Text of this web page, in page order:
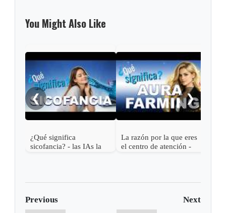
You Might Also Like
❮
¿Qué significa
sicofancia? - las IAs la
La razón por la que eres
el centro de atención -
❯
Previous Next